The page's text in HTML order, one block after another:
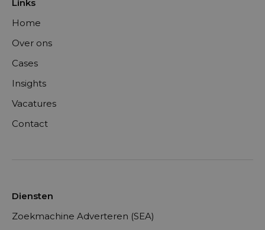
Links
Home
Over ons
Cases
Insights
Vacatures
Contact
Diensten
Zoekmachine Adverteren (SEA)